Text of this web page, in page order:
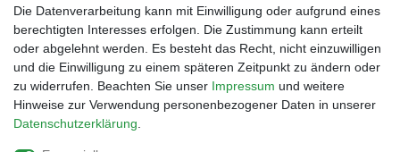
Die Datenverarbeitung kann mit Einwilligung oder aufgrund eines
berechtigten Interesses erfolgen. Die Zustimmung kann erteilt
oder abgelehnt werden. Es besteht das Recht, nicht einzuwilligen
und die Einwilligung zu einem späteren Zeitpunkt zu ändern oder
zu widerrufen. Beachten Sie unser Impressum und weitere
Hinweise zur Verwendung personenbezogener Daten in unserer
Daten­schutz­erklärung